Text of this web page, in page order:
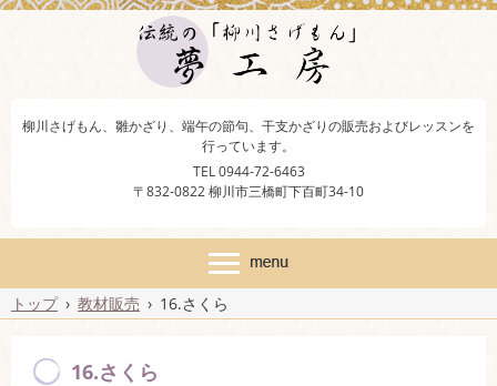
柳川さげもん、雛かざり、端午の節句、干支かざりの販売およびレッスンを
行っています。
TEL 0944-72-6463
〒832-0822 柳川市三橋町下百町34-10
トップ › 教材販売 › 16.さくら
16.さくら